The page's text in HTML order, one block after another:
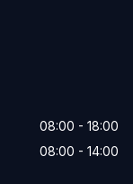
08:00 - 18:00
08:00 - 14:00